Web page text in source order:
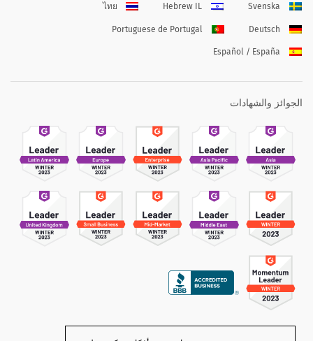
Svenska
Hebrew IL
ไทย
Deutsch
Portuguese de Portugal
Español / España
الجوائز والشهادات